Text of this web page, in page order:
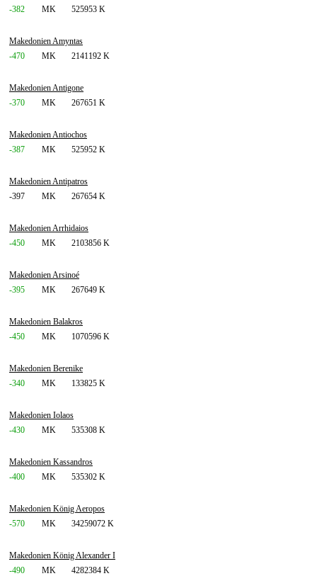
-382 MK 525953 K
Makedonien Amyntas
-470
MK 2141192 K
Makedonien Antigone
-370
MK 267651 K
Makedonien Antiochos
-387
MK 525952 K
Makedonien Antipatros
-397
MK 267654 K
Makedonien Arrhidaios
-450
MK 2103856 K
Makedonien Arsinoé
-395
MK 267649 K
Makedonien Balakros
-450
MK 1070596 K
Makedonien Berenike
-340
MK 133825 K
Makedonien Iolaos
-430
MK 535308 K
Makedonien Kassandros
-400
MK 535302 K
Makedonien König Aeropos
-570
MK 34259072 K
Makedonien König Alexander I
-490
MK 4282384 K